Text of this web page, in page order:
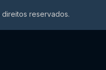
reservados.